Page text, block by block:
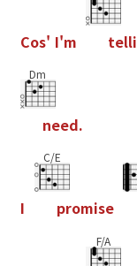
Cos' I'm telli
Dm
need.
I
C/E
promise
F/A